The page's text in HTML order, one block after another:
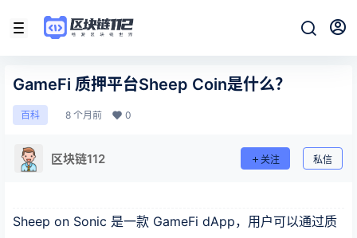
GameFi 质押平台Sheep Coin是什么？
百科 8 个月前 0
区块链112 关注 私信
Sheep on Sonic 是一款 GameFi dApp，用户可以通过质